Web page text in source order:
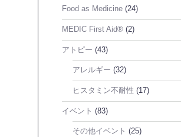
Food as Medicine (24)
MEDIC First Aid® (2)
アトピー (43)
アレルギー (32)
ヒスタミン不耐性 (17)
イベント (83)
その他イベント (25)